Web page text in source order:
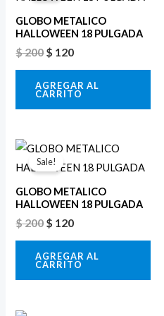
GLOBO METALICO
HALLOWEEN 18 PULGADA
$200
era:
$ 200.
$ 120
es:
$ 120.
AGREGAR AL
CARRITO
Sale!
GLOBO METALICO
HALLOWEEN 18 PULGADA
$200
El
precio
original
era:
$ 200.
$ 120
El
actual
es:
$ 120.
AGREGAR AL
CARRITO